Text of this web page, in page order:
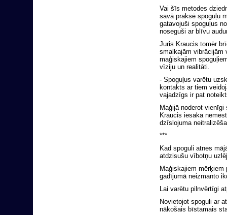
Vai šīs metodes
savā praksē spoguļu
gatavojuši spoguļus
noseguši ar blīvu
Juris Kraucis tomēr
smalkajām vibrācijām
maģiskajiem
vīziju un realitāti.
- Spoguļus varētu
kontakts ar tiem
vajadzīgs ir pat
Maģijā noderot
Kraucis iesaka
dzīslojuma
***
Kad spoguli atnes
atdzisušu vībotņu
Maģiskajiem mērķiem
gadījumā neizmanto
Lai varētu pilnvērtīgi
Novietojot spoguli ar
nākošais bīstamais